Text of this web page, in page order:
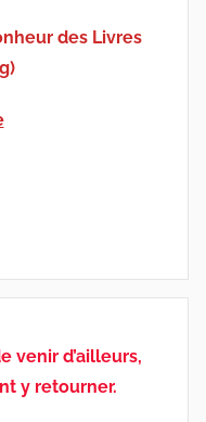
des Livres
venir d’ailleurs,
y retourner.